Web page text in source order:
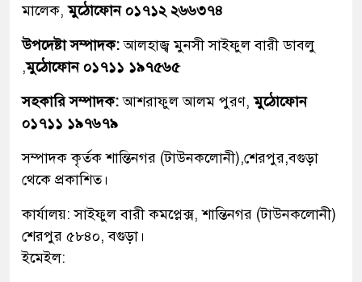
মালেক,মুঠোফোন ০১৭১২ ২৬৬৩৭৪
উপদেষ্টা সম্পাদক:আলহাজ্ব মুনসী সাইফুল বারী ডাবলু
,মুঠোফোন ০১৭১১ ১৯৭৫৬৫
সহকারি সম্পাদক:আশরাফুল আলম পুরণ,মুঠোফোন
০১৭১১ ১৯৭৬৭৯
সম্পাদক কৃর্তক শান্তিনগর (টাউনকলোনী),শেরপুর,বগুড়া
থেকে প্রকাশিত।
কার্যালয়: সাইফুল বারী কমপ্লেক্স, শান্তিনগর (টাউনকলোনী)
শেরপুর ৫৮৪০, বগুড়া।
ইমেইল: